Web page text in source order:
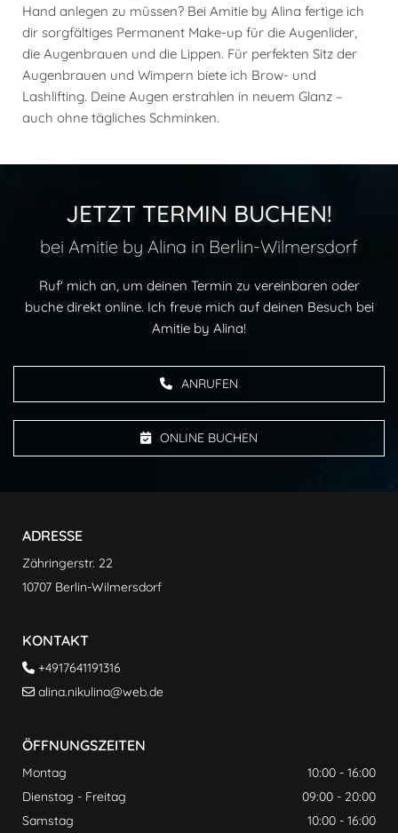
Hand anlegen zu müssen? Bei Amitie by Alina fertige ich
dir sorgfältiges Permanent Make-up für die Augenlider,
die Augenbrauen und die Lippen. Für perfekten Sitz der
Augenbrauen und Wimpern biete ich Brow- und
Lashlifting. Deine Augen erstrahlen in neuem Glanz –
auch ohne tägliches Schminken.
JETZT TERMIN BUCHEN!
bei Amitie by Alina in Berlin-Wilmersdorf
Ruf' mich an, um deinen Termin zu vereinbaren oder
buche direkt online. Ich freue mich auf deinen Besuch bei
Amitie by Alina!
ANRUFEN
ONLINE BUCHEN
ADRESSE
Zähringerstr. 22
10707 Berlin-Wilmersdorf
KONTAKT
 +4917641191316
 alina.nikulina@web.de
ÖFFNUNGSZEITEN
Montag
10:00 - 16:00
Dienstag - Freitag
09:00 - 20:00
Samstag
10:00 - 16:00